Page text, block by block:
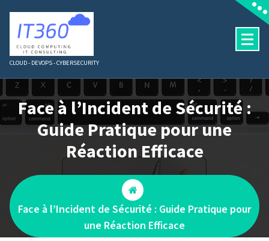
content
CLOUD - DEVOPS - CYBERSECURITY
Face à l’Incident de Sécurité :
Guide Pratique pour une
Réaction Efficace
Face à l’Incident de Sécurité : Guide Pratique pour
une Réaction Efficace